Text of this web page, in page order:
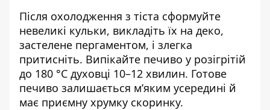
Після охолодження з тіста сформуйте
невеликі кульки, викладіть їх на деко,
застелене пергаментом, і злегка
притисніть. Випікайте печиво у розігрітій
до 180 °C духовці 10–12 хвилин. Готове
печиво залишається м’яким усередині й
має приємну хрумку скоринку.